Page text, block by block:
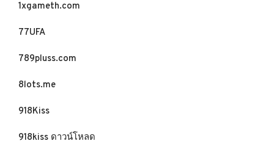
1xgameth.com
77UFA
789pluss.com
8lots.me
918Kiss
918kiss ดาวน์โหลด